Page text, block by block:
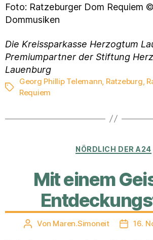
Foto: Ratzeburger Dom Requiem
Dommusiken
Die Kreissparkasse Herzogtum
Premiumpartner der Stiftung
Lauenburg
Schlagwörter
Georg Phillip Telemann Ratzeburg
Requiem
Kategorien
NÖRDLICH DER A24
Mit einem
Beitragsautor
Von Maren.Simoneit 16.